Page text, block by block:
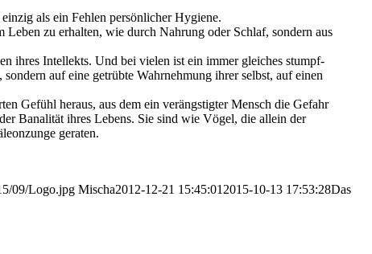
als ein Feh­len per­sön­li­cher Hygiene.
zu erhal­ten, wie durch Nah­rung oder Schlaf, son­dern aus
ihres Intel­lekts. Und bei vie­len ist ein immer glei­ches stumpf­
auf eine getrüb­te Wahr­neh­mung ihrer selbst, auf einen
Gefühl her­aus, aus dem ein ver­ängs­tig­ter Mensch die Gefahr
Bana­li­tät ihres Lebens. Sie sind wie Vögel, die allein der
geraten.
09/Logo.jpg Mischa2012-12-21 15:45:01 2015-10-13 17:53:28Das